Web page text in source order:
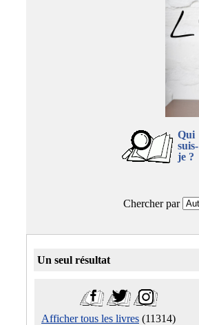
Qui
suis-
je ?
Chercher par
Un seul résultat
Afficher tous les livres (11314)